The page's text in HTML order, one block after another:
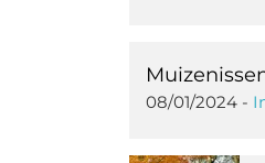
08/01/2024 -